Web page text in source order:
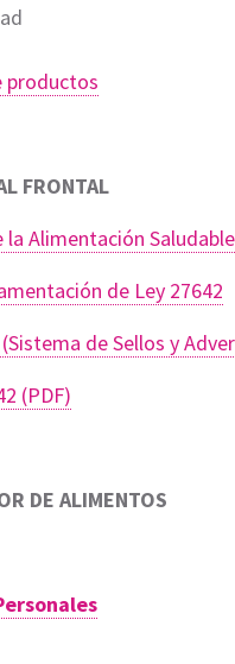
productos
FRONTAL
Alimentación
de Ley 27642
de Sellos y
(PDF)
DE ALIMENTOS